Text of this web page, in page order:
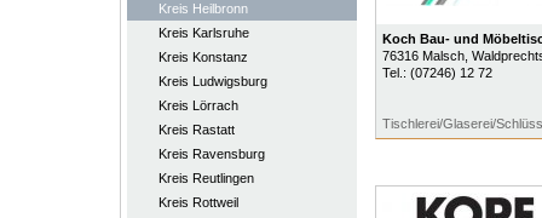
Kreis Heilbronn
Kreis Karlsruhe
Kreis Konstanz
Kreis Ludwigsburg
Kreis Lörrach
Kreis Rastatt
Kreis Ravensburg
Kreis Reutlingen
Kreis Rottweil
Koch Bau- und
76316 Malsch,
Tel.: (07246) 12 72
Tischlerei/Glaserei/